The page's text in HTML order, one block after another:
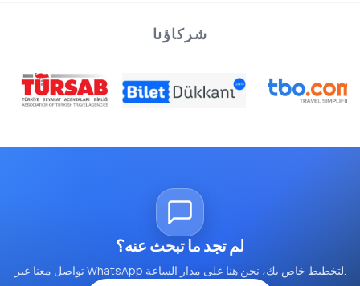
شركاؤنا
لم تجد ما تبحث عنه؟
تواصل معنا عبر WhatsApp لتخطيط خاص بك، نحن هنا على مدار الساعة.